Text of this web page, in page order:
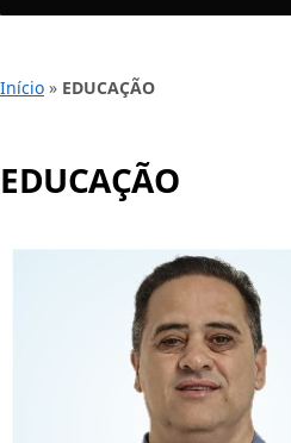
Início » EDUCAÇÃO
EDUCAÇÃO